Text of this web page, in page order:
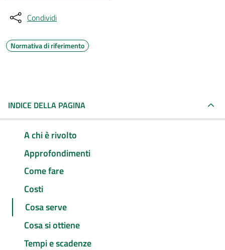
Condividi
Normativa di riferimento
INDICE DELLA PAGINA
A chi è rivolto
Approfondimenti
Come fare
Costi
Cosa serve
Cosa si ottiene
Tempi e scadenze